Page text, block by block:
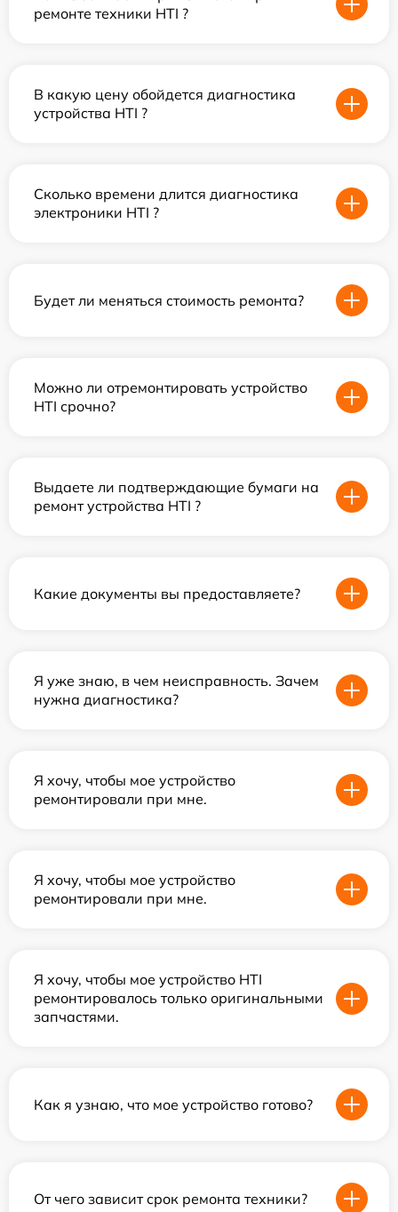
ремонте техники HTI ?
В какую цену обойдется диагностика
устройства HTI ?
Сколько времени длится диагностика
электроники HTI ?
Будет ли меняться стоимость ремонта?
Можно ли отремонтировать устройство
HTI срочно?
Выдаете ли подтверждающие бумаги на
ремонт устройства HTI ?
Какие документы вы предоставляете?
Я уже знаю, в чем неисправность. Зачем
нужна диагностика?
Я хочу, чтобы мое устройство
ремонтировали при мне.
Я хочу, чтобы мое устройство
ремонтировали при мне.
Я хочу, чтобы мое устройство HTI
ремонтировалось только оригинальными
запчастями.
Как я узнаю, что мое устройство готово?
От чего зависит срок ремонта техники?